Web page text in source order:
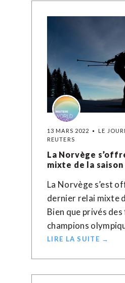
13 MARS 2022
LE
REUTERS
La Norvège
mixte de la
La Norvège s’est
dernier relai mixte
Bien que privés
champions
LIRE LA SUITE →